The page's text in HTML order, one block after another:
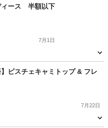
ターース 半額以下
7月1日
】ビスチェキャミトップ & フレ
7月22日